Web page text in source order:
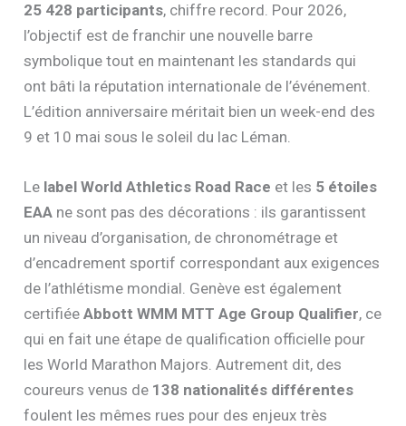
25 428 participants, chiffre record. Pour 2026,
l’objectif est de franchir une nouvelle barre
symbolique tout en maintenant les standards qui
ont bâti la réputation internationale de l’événement.
L’édition anniversaire méritait bien un week-end des
9 et 10 mai sous le soleil du lac Léman.
Le label World Athletics Road Race et les 5 étoiles
EAA ne sont pas des décorations : ils garantissent
un niveau d’organisation, de chronométrage et
d’encadrement sportif correspondant aux exigences
de l’athlétisme mondial. Genève est également
certifiéeAbbott WMM MTT Age Group Qualifier, ce
qui en fait une étape de qualification officielle pour
les World Marathon Majors. Autrement dit, des
coureurs venus de 138 nationalités différentes
foulent les mêmes rues pour des enjeux très